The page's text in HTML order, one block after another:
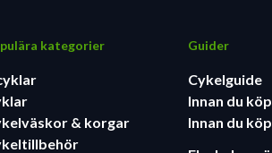
kategorier
& korgar
Guider
Cykelguide
Innan du
Innan du